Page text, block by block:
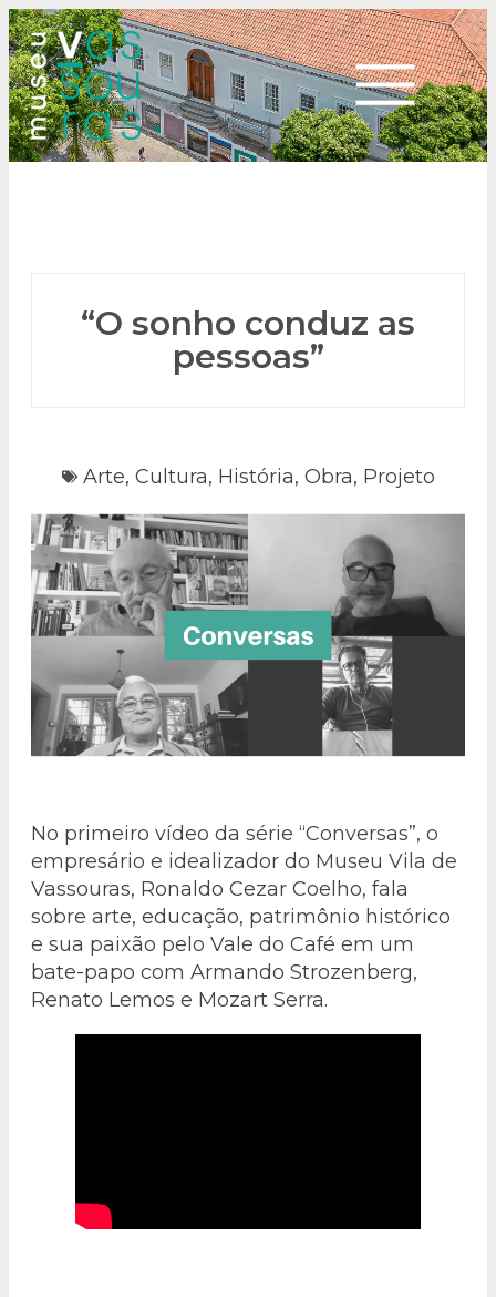
“O sonho conduz as
pessoas”
Arte, Cultura, História, Obra, Projeto
No primeiro vídeo da série “Conversas”, o
empresário e idealizador do Museu Vila de
Vassouras, Ronaldo Cezar Coelho, fala
sobre arte, educação, patrimônio histórico
e sua paixão pelo Vale do Café em um
bate-papo com Armando Strozenberg,
Renato Lemos e Mozart Serra.